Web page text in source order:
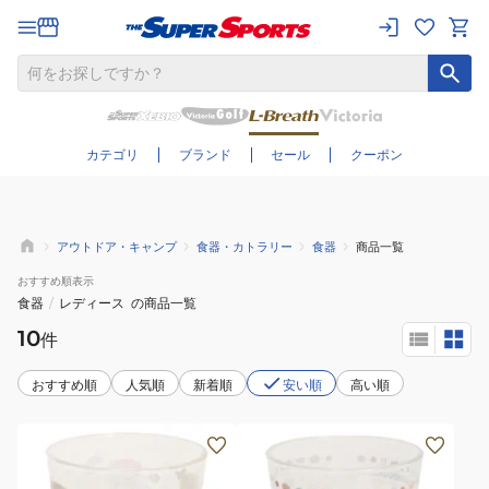
カテゴリ ブランド セール クーポン
さらに絞り込む
アウトドア・キャンプ 食器・カトラリー 食器 商品一覧
おすすめ順表示
食器 / レディース の商品一覧
10件
おすすめ順 人気順 新着順 安い順 高い順